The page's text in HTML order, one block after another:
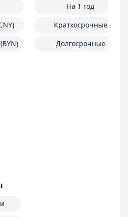
На 1 год
Краткосрочные
Долгосрочные